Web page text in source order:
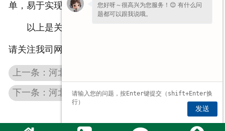
单，易于实现。
以上是关于波纹制动电阻的相关介绍，更多详情
请关注我司网站了解。
上一条：河北铝壳制动电阻中铝起到了哪些作用？
下一条：河北起重机联动台中频敏电阻器的作用
您好呀～很高兴为您服务！😊 有什么问
题都可以跟我说哦。
发送